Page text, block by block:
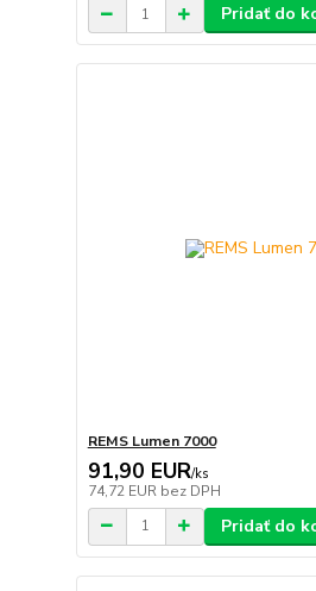
Pridať do
REMS Lumen 7000
91,90 EUR/ks
74,72 EUR bez DPH
Pridať do